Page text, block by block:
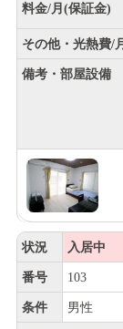
料金/月(保証金)
その他・光熱費/月
備考・部屋設備
状況 入居中
番号 103
条件 男性